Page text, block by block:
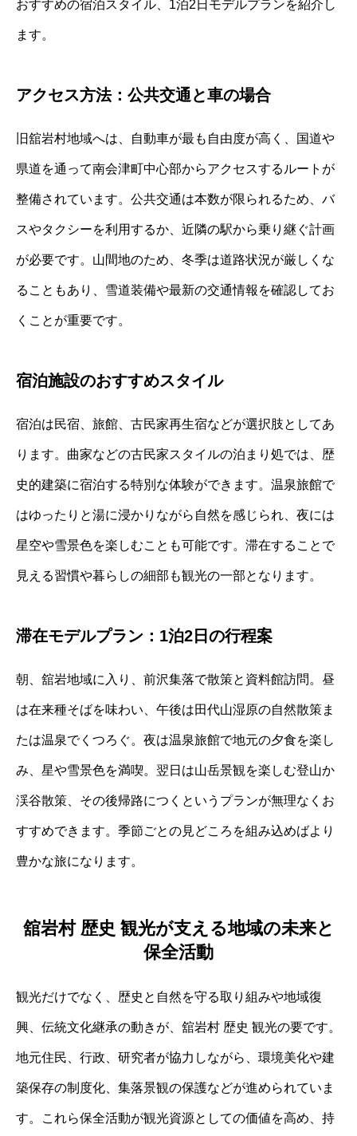
おすすめの宿泊スタイル、1泊2日モデルプランを紹介し
ます。
アクセス方法：公共交通と車の場合
旧舘岩村地域へは、自動車が最も自由度が高く、国道や
県道を通って南会津町中心部からアクセスするルートが
整備されています。公共交通は本数が限られるため、バ
スやタクシーを利用するか、近隣の駅から乗り継ぐ計画
が必要です。山間地のため、冬季は道路状況が厳しくな
ることもあり、雪道装備や最新の交通情報を確認してお
くことが重要です。
宿泊施設のおすすめスタイル
宿泊は民宿、旅館、古民家再生宿などが選択肢としてあ
ります。曲家などの古民家スタイルの泊まり処では、歴
史的建築に宿泊する特別な体験ができます。温泉旅館で
はゆったりと湯に浸かりながら自然を感じられ、夜には
星空や雪景色を楽しむことも可能です。滞在することで
見える習慣や暮らしの細部も観光の一部となります。
滞在モデルプラン：1泊2日の行程案
朝、舘岩地域に入り、前沢集落で散策と資料館訪問。昼
は在来種そばを味わい、午後は田代山湿原の自然散策ま
たは温泉でくつろぐ。夜は温泉旅館で地元の夕食を楽し
み、星や雪景色を満喫。翌日は山岳景観を楽しむ登山か
渓谷散策、その後帰路につくというプランが無理なくお
すすめできます。季節ごとの見どころを組み込めばより
豊かな旅になります。
舘岩村 歴史 観光が支える地域の未来と
保全活動
観光だけでなく、歴史と自然を守る取り組みや地域復
興、伝統文化継承の動きが、舘岩村 歴史 観光の要です。
地元住民、行政、研究者が協力しながら、環境美化や建
築保存の制度化、集落景観の保護などが進められていま
す。これら保全活動が観光資源としての価値を高め、持